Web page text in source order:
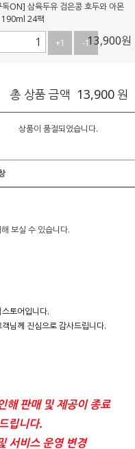
독ON] 삼육두유 검은콩 호두와 아몬
190ml 24팩
+1 -113,900원
총 상품 금액 13,900 원
상품이 품절되었습니다.
보실 수 있습니다.
토어입니다.
님께 진심으로 감사드립니다.
해 판매 및 제공이 종료
립니다.
서비스 운영 변경